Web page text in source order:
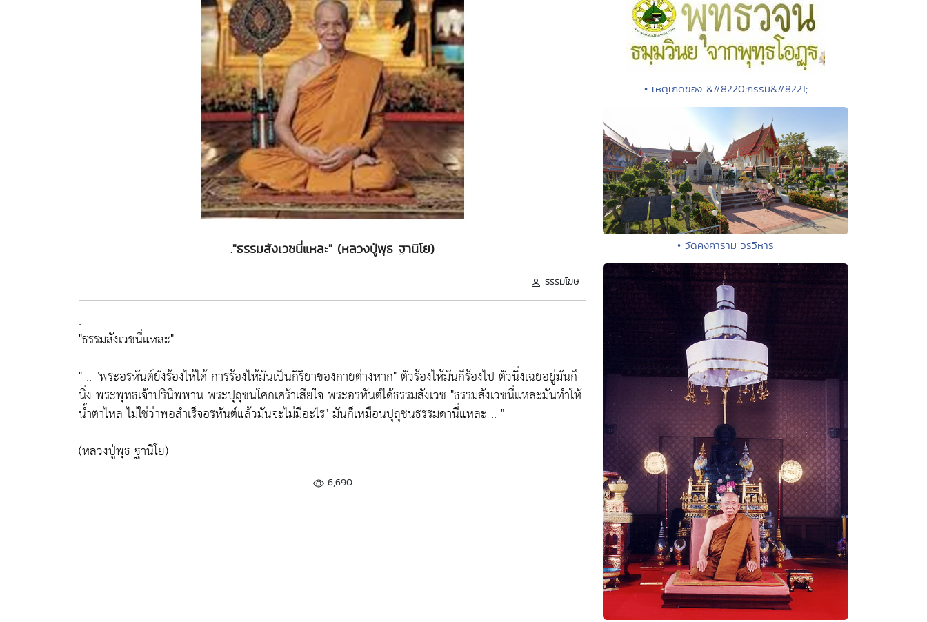
."ธรรมสังเวชนี่แหละ" (หลวงปู่พุธ ฐานิโย)
ธรรมโฆษ
.
"ธรรมสังเวชนี่แหละ"
" .. "พระอรหันต์ยังร้องไห้ได้ การร้องไห้มันเป็นกิริยาของกายต่างหาก" ตัวร้องไห้มันก็ร้องไป ตัวนิ่งเฉยอยู่มันก็
นิ่ง พระพุทธเจ้าปรินิพพาน พระปุถุชนโศกเศร้าเสียใจ พระอรหันต์ได้ธรรมสังเวช "ธรรมสังเวชนี่แหละมันทำให้
น้ำตาไหล ไม่ใช่ว่าพอสำเร็จอรหันต์แล้วมันจะไม่มีอะไร" มันก็เหมือนปุถุชนธรรมดานี่แหละ .. "
(หลวงปู่พุธ ฐานิโย)
6,690
• เหตุเกิดของ &#8220;กรรม&#8221;
• วัดคงคาราม วรวิหาร